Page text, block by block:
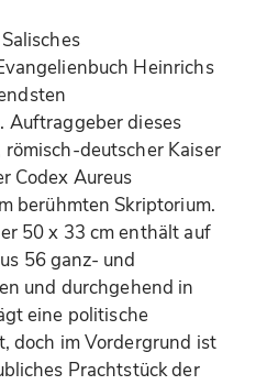
Heinrichs
Auftraggeber dieses
deutscher Kaiser
Codex Aureus
berühmten Skriptorium.
50 x 33 cm enthält auf
56 ganz- und
und durchgehend in
eine politische
doch im Vordergrund ist
Prachtstück der